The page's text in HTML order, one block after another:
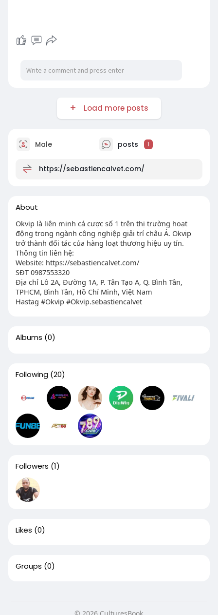
Load more posts
Male posts 1
https://sebastiencalvet.com/
About
Okvip là liên minh cá cược số 1 trên thị trường hoạt
động trong ngành công nghiệp giải trí châu Á. Okvip
trở thành đối tác của hàng loạt thương hiệu uy tín.
Thông tin liên hệ:
Website: https://sebastiencalvet.com/
SĐT 0987553320
Địa chỉ Lô 2A, Đường 1A, P. Tân Tạo A, Q. Bình Tân,
TPHCM, Bình Tân, Hồ Chí Minh, Việt Nam
Hastag #Okvip #Okvip.sebastiencalvet
Albums (0)
Following (20)
Followers (1)
Likes (0)
Groups (0)
© 2026 CulturesBook